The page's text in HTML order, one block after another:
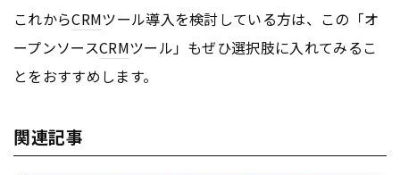
これからCRMツール導入を検討している方は、この「オ
ープンソースCRMツール」もぜひ選択肢に入れてみるこ
とをおすすめします。
関連記事